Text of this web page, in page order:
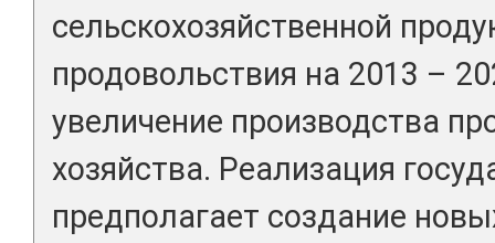
сельскохозяйственной
продовольствия на 2013 –
увеличение производства
хозяйства. Реализация
предполагает создание